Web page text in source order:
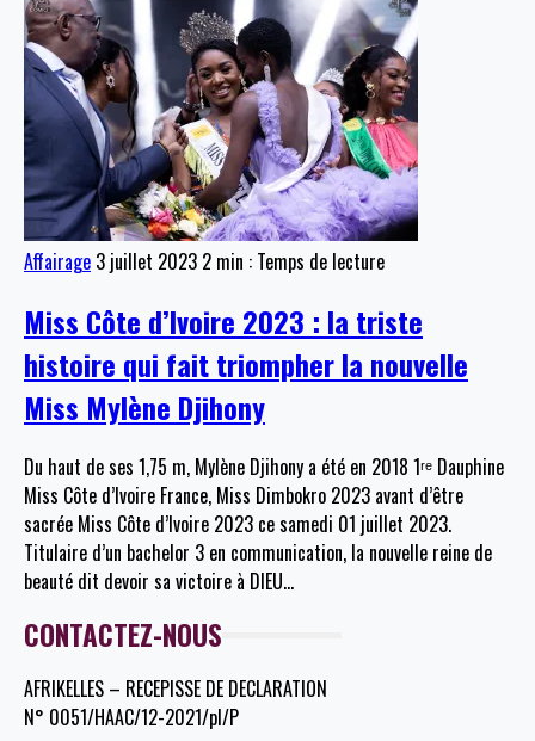
Affairage 3 juillet 2023 2 min : Temps de lecture
Miss Côte d’Ivoire 2023 : la triste
histoire qui fait triompher la nouvelle
Miss Mylène Djihony
Du haut de ses 1,75 m, Mylène Djihony a été en 2018 1ʳᵉ Dauphine
Miss Côte d’Ivoire France, Miss Dimbokro 2023 avant d’être
sacrée Miss Côte d’Ivoire 2023 ce samedi 01 juillet 2023.
Titulaire d’un bachelor 3 en communication, la nouvelle reine de
beauté dit devoir sa victoire à DIEU…
CONTACTEZ-NOUS
AFRIKELLES – RECEPISSE DE DECLARATION
N° 0051/HAAC/12-2021/pl/P